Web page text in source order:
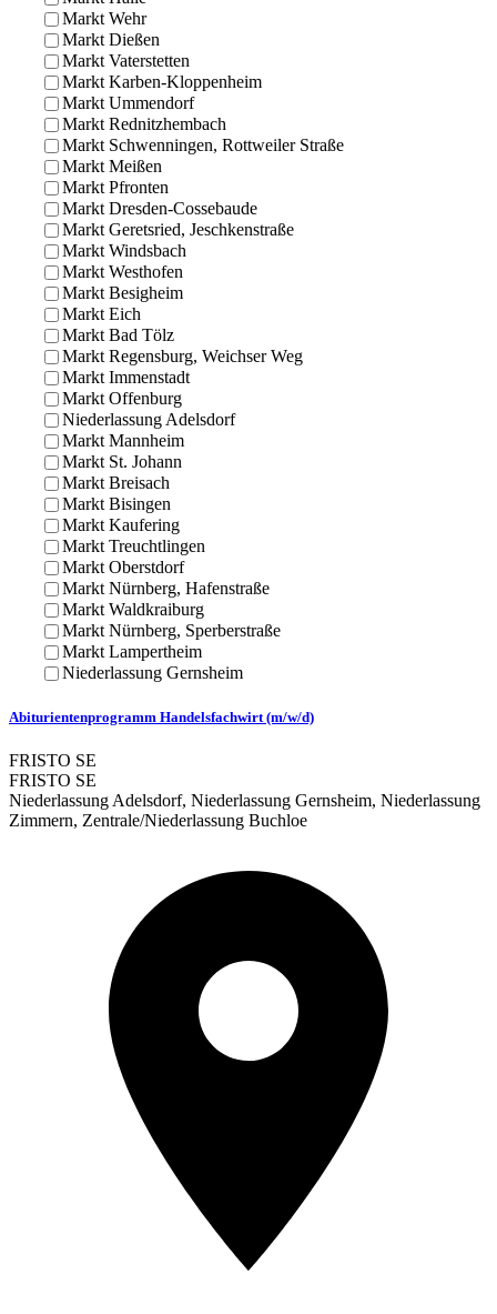
Markt Wehr
Markt Dießen
Markt Vaterstetten
Markt Karben-Kloppenheim
Markt Ummendorf
Markt Rednitzhembach
Markt Schwenningen, Rottweiler Straße
Markt Meißen
Markt Pfronten
Markt Dresden-Cossebaude
Markt Geretsried, Jeschkenstraße
Markt Windsbach
Markt Westhofen
Markt Besigheim
Markt Eich
Markt Bad Tölz
Markt Regensburg, Weichser Weg
Markt Immenstadt
Markt Offenburg
Niederlassung Adelsdorf
Markt Mannheim
Markt St. Johann
Markt Breisach
Markt Bisingen
Markt Kaufering
Markt Treuchtlingen
Markt Oberstdorf
Markt Nürnberg, Hafenstraße
Markt Waldkraiburg
Markt Nürnberg, Sperberstraße
Markt Lampertheim
Niederlassung Gernsheim
Abiturientenprogramm Handelsfachwirt (m/w/d)
FRISTO SE
FRISTO SE
Niederlassung Adelsdorf, Niederlassung Gernsheim, Niederlassung
Zimmern, Zentrale/Niederlassung Buchloe